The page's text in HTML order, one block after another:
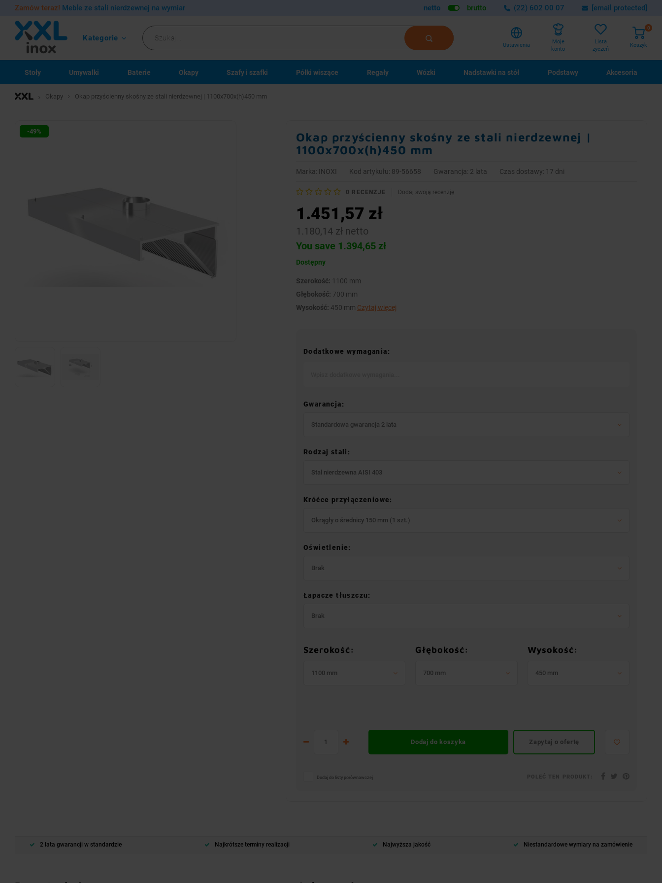
Zamów teraz! Meble ze stali nierdzewnej na wymiar netto brutto (22) 602 00 07 [email protected]
Kategorie
Ustawienia
Moje
konto
Lista
życzeń
Koszyk
0
Stoły Umywalki Baterie Okapy Szafy i szafki Półki wiszące Regały Wózki Nadstawki na stół Podstawy Akcesoria
Okapy Okap przyścienny skośny ze stali nierdzewnej | 1100x700x(h)450 mm
-49%
Okap przyścienny skośny ze stali nierdzewnej |
1100x700x(h)450 mm
Marka: INOXI Kod artykułu: 89-56658 Gwarancja: 2 lata Czas dostawy: 17 dni
0 RECENZJE Dodaj swoją recenzję
1.451,57 zł
1.180,14 zł netto
You save 1.394,65 zł
Dostępny
Szerokość: 1100 mm
Głębokość: 700 mm
Wysokość: 450 mm Czytaj więcej
Dodatkowe wymagania:
Gwarancja:
Standardowa gwarancja 2 lata
Rodzaj stali:
Stal nierdzewna AISI 403
Króćce przyłączeniowe:
Okrągły o średnicy 150 mm (1 szt.)
Oświetlenie:
Brak
Łapacze tłuszczu:
Brak
Szerokość:
1100 mm
Głębokość:
700 mm
Wysokość:
450 mm
Dodaj do koszyka Zapytaj o ofertę
Dodaj do listy porównawczej
2 lata gwarancji w standardzie Najkrótsze terminy realizacji Najwyższa jakość Niestandardowe wymiary na zamówienie